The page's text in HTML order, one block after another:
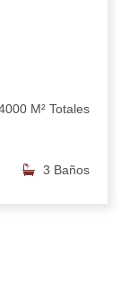
M² Totales
3 Baños